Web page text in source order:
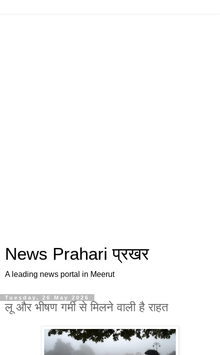
News Prahari प्रखर
A leading news portal in Meerut
Tuesday, 26 May 2026
लू और भीषण गर्मी से मिलने वाली है राहत